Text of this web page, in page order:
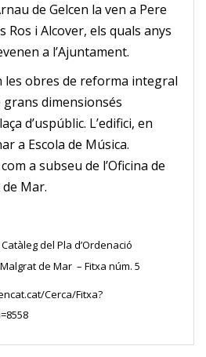
de Gelcen la ven a Pere
Ros i Alcover, els quals anys
a l’Ajuntament.
les obres de reforma integral
grans dimensionsés
d’uspúblic. L’edifici, en
a Escola de Música.
a subseu de l’Oficina de
Mar.
del Pla d’Ordenació
de Mar – Fitxa núm. 5
Cerca/Fitxa?